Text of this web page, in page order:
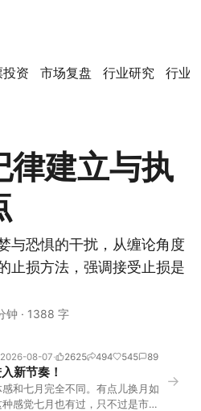
投资 市场复盘 行业研究 行业
律建立与执
与恐惧的干扰，从缠论角度
止损方法，强调接受止损是
钟 · 1388 字
2026-08-07 2625 494 545 89
新节奏！
和七月完全不同。有点儿换月如
感觉七月也有过，只不过是市场
→